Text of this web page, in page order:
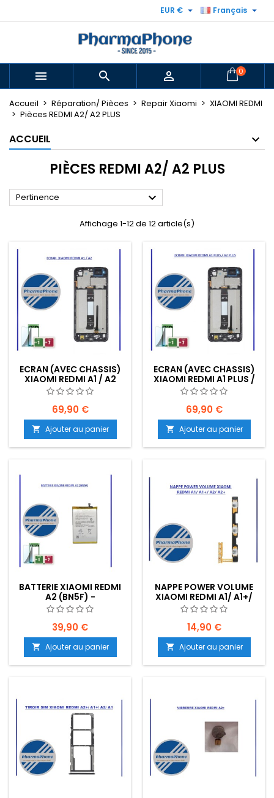
Français 
EUR € 
   0
Accueil Réparation/ Pièces Repair Xiaomi
XIAOMI REDMI
Pièces REDMI A2/ A2 PLUS
ACCUEIL
PIÈCES REDMI A2/ A2 PLUS
Pertinence 
Affichage 1-12 de 12 article(s)
ECRAN (AVEC CHASSIS)
XIAOMI REDMI A1 / A2
EMPLACEMENT: Z2-R01-
E08
69,90 €
 Ajouter au panier
ECRAN (AVEC CHASSIS)
XIAOMI REDMI A1 PLUS /
A2 PLUS EMPLACEMENT:
Z2-R01-E08
69,90 €
 Ajouter au panier
BATTERIE XIAOMI REDMI
A2 (BN5F) -
EMPLACEMENT: Z02-
R09-E04
39,90 €
 Ajouter au panier
NAPPE POWER VOLUME
XIAOMI REDMI A1/ A1+/
A2/ A2+ - EMPLACEMENT:
Z02 - R17 - B03
14,90 €
 Ajouter au panier